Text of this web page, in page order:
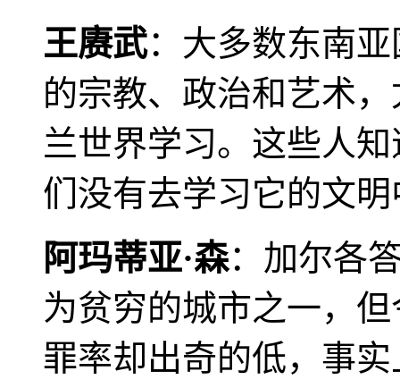
王赓武：大多数东南
的宗教、政治和艺术
兰世界学习。这些人
们没有去学习它的文
阿玛蒂亚·森：加尔各
为贫穷的城市之一，
罪率却出奇的低，事